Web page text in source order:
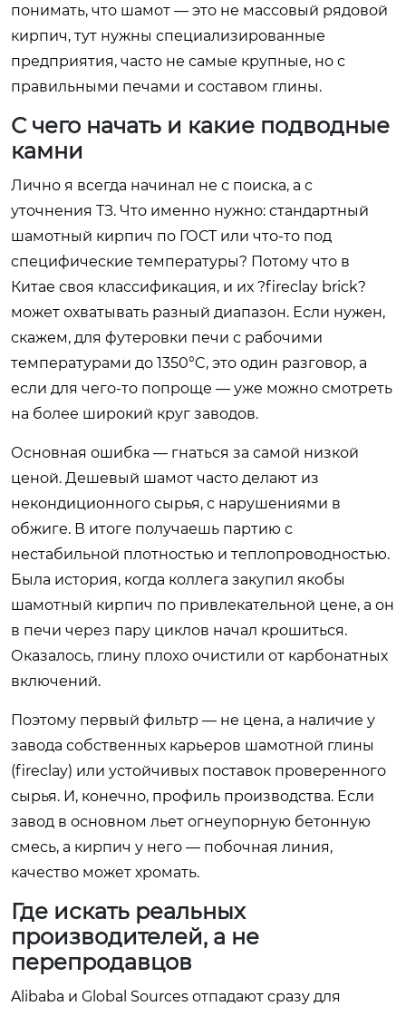
понимать, что шамот — это не массовый рядовой
кирпич, тут нужны специализированные
предприятия, часто не самые крупные, но с
правильными печами и составом глины.
С чего начать и какие подводные
камни
Лично я всегда начинал не с поиска, а с
уточнения ТЗ. Что именно нужно: стандартный
шамотный кирпич по ГОСТ или что-то под
специфические температуры? Потому что в
Китае своя классификация, и их ?fireclay brick?
может охватывать разный диапазон. Если нужен,
скажем, для футеровки печи с рабочими
температурами до 1350°C, это один разговор, а
если для чего-то попроще — уже можно смотреть
на более широкий круг заводов.
Основная ошибка — гнаться за самой низкой
ценой. Дешевый шамот часто делают из
некондиционного сырья, с нарушениями в
обжиге. В итоге получаешь партию с
нестабильной плотностью и теплопроводностью.
Была история, когда коллега закупил якобы
шамотный кирпич по привлекательной цене, а он
в печи через пару циклов начал крошиться.
Оказалось, глину плохо очистили от карбонатных
включений.
Поэтому первый фильтр — не цена, а наличие у
завода собственных карьеров шамотной глины
(fireclay) или устойчивых поставок проверенного
сырья. И, конечно, профиль производства. Если
завод в основном льет огнеупорную бетонную
смесь, а кирпич у него — побочная линия,
качество может хромать.
Где искать реальных
производителей, а не
перепродавцов
Alibaba и Global Sources отпадают сразу для